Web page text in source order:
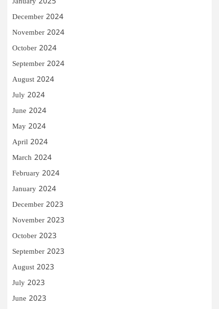
December 2024
November 2024
October 2024
September 2024
August 2024
July 2024
June 2024
May 2024
April 2024
March 2024
February 2024
January 2024
December 2023
November 2023
October 2023
September 2023
August 2023
July 2023
June 2023